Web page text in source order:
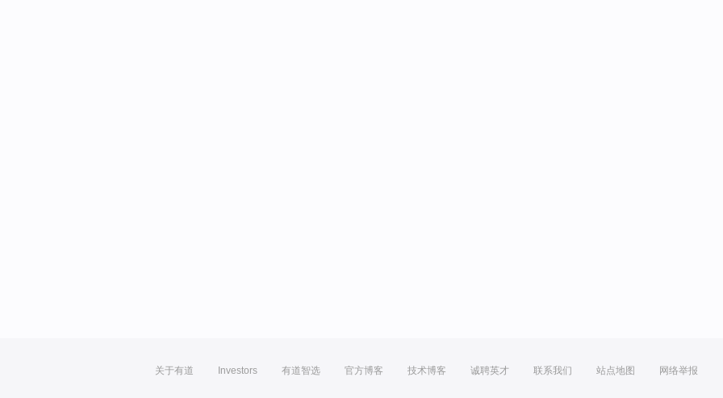
关于有道 Investors 有道智选 官方博客 技术博客 诚聘英才 联系我们 站点地图 网络举报